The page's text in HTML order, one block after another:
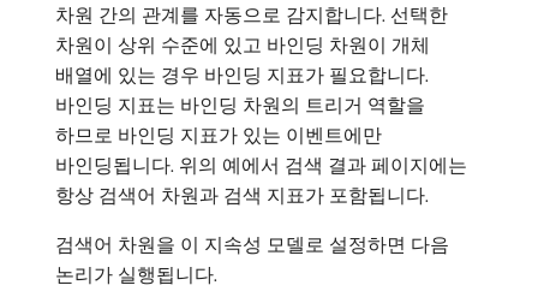
차원 간의 관계를 자동으로 감지합니다. 선택한
차원이 상위 수준에 있고 바인딩 차원이 개체
배열에 있는 경우 바인딩 지표가 필요합니다.
바인딩 지표는 바인딩 차원의 트리거 역할을
하므로 바인딩 지표가 있는 이벤트에만
바인딩됩니다. 위의 예에서 검색 결과 페이지에는
항상 검색어 차원과 검색 지표가 포함됩니다.
검색어 차원을 이 지속성 모델로 설정하면 다음
논리가 실행됩니다.